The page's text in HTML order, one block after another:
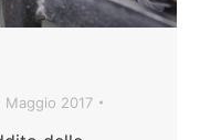
Maggio 2017